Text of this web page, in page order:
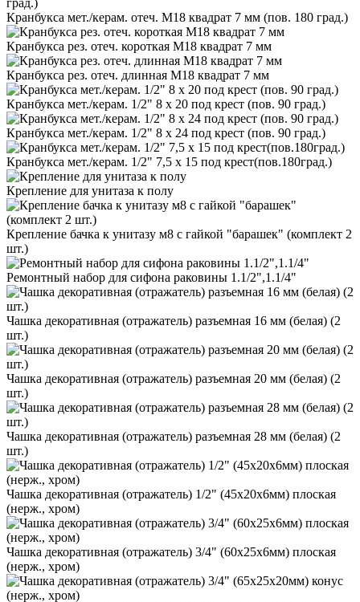
Кранбукса мет./керам. отеч. М18 квадрат 7 мм (пов. 180 град.)
Кранбукса рез. отеч. короткая М18 квадрат 7 мм
Кранбукса рез. отеч. длинная М18 квадрат 7 мм
Кранбукса мет./керам. 1/2" 8 х 20 под крест (пов. 90 град.)
Кранбукса мет./керам. 1/2" 8 х 24 под крест (пов. 90 град.)
Кранбукса мет./керам. 1/2" 7,5 х 15 под крест(пов.180град.)
Крепление для унитаза к полу
Крепление бачка к унитазу м8 с гайкой "барашек" (комплект 2
шт.)
Ремонтный набор для сифона раковины 1.1/2",1.1/4"
Чашка декоративная (отражатель) разъемная 16 мм (белая) (2
шт.)
Чашка декоративная (отражатель) разъемная 20 мм (белая) (2
шт.)
Чашка декоративная (отражатель) разъемная 28 мм (белая) (2
шт.)
Чашка декоративная (отражатель) 1/2" (45х20х6мм) плоская
(нерж., хром)
Чашка декоративная (отражатель) 3/4" (60х25х6мм) плоская
(нерж., хром)